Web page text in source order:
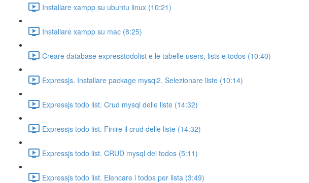
Installare xampp su ubuntu linux (10:21)
Installare xampp su mac (8:25)
Creare database expresstodolist e le tabelle users, lists e todos (10:40)
Expressjs. Installare package mysql2. Selezionare liste (10:14)
Expressjs todo list. Crud mysql delle liste (14:32)
Expressjs todo list. Finire il crud delle liste (14:32)
Expressjs todo list. CRUD mysql dei todos (5:11)
Expressjs todo list. Elencare i todos per lista (3:49)